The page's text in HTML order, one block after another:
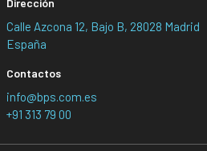
Calle Azcona 12, Bajo B, 28028 Madrid
España
Contactos
info@bps.com.es
+91 313 79 00